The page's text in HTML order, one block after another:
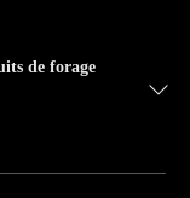
de forage